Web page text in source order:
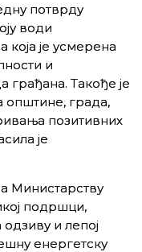
потврду
води
је усмерена
и
Такође је
општине, града,
позитивних
је
Министарству
подршци,
и лепој
енергетску